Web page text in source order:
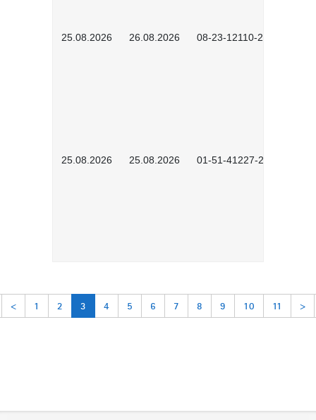
25.08.2026 26.08.2026 08-23-12110-2601
25.08.2026 25.08.2026 01-51-41227-2601
< 1 2 3 4 5 6 7 8 9 10 11 >